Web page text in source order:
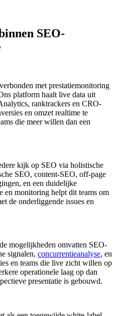
SEO-
met prestatiemonitoring
platform haalt live data uit
ranktrackers en CRO-
en omzet realtime te
die meer willen dan een
kijk op SEO via holistische
SEO, content-SEO, off-page
en een duidelijke
en monitoring helpt dit teams om
de onderliggende issues en
mogelijkheden omvatten SEO-
signalen, concurrentieanalyse, en
en teams die live zicht willen op
operationele laag op dan
presentatie is gebouwd.